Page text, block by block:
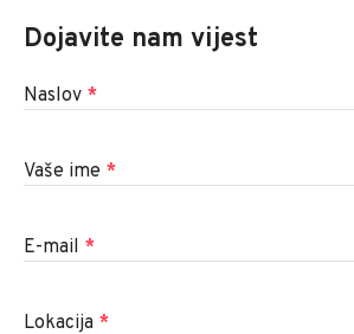
Dojavite nam vijest
Naslov *
Vaše ime *
E-mail *
Lokacija *